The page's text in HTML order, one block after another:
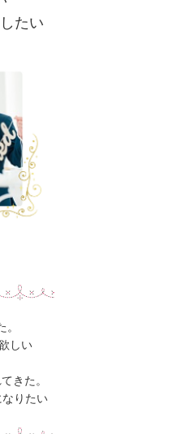
たい
しい
きた。
なりたい